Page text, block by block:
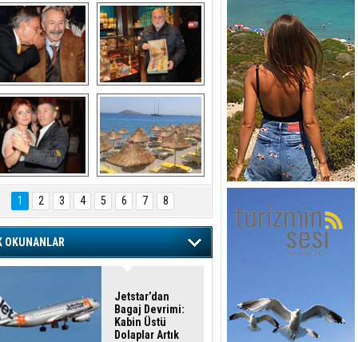
ULUSOY ve
BAĞLIKAYA
Avni Ongurlar ile
DEDEMAN
TATİL
1
2 3 4 5 6 7 8
OKUNANLAR
Jetstar’dan
Bagaj Devrimi:
Kabin Üstü
Dolaplar Artık